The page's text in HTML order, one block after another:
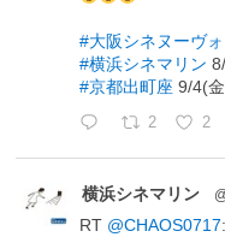
#大阪シネヌーヴォ
#横浜シネマリン
#京都出町座 9/4(
2 2
横浜シネマリン
RT @CHAOS0717